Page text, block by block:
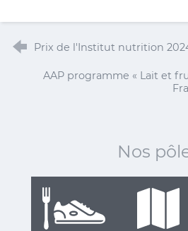
Prix de l'Institut nutrition
AAP programme « Lait et
Nos